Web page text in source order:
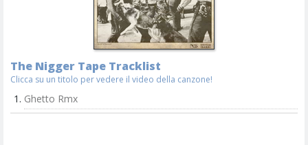
The Nigger Tape Tracklist
Clicca su un titolo per vedere il video della canzone!
Ghetto Rmx